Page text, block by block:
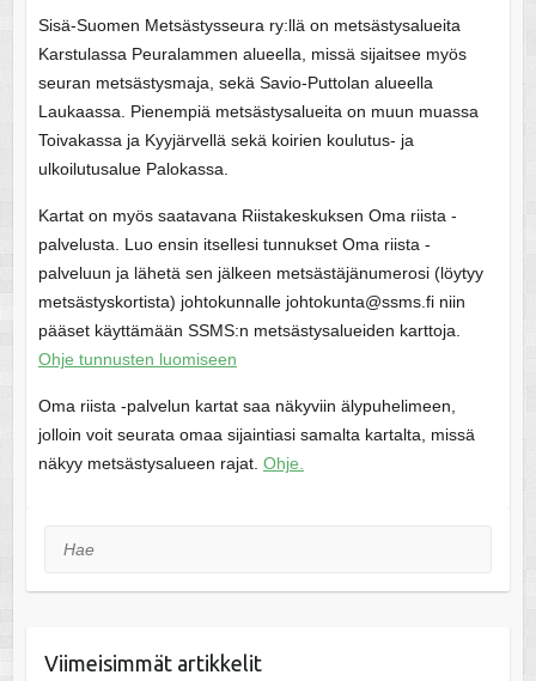
Sisä-Suomen Metsästysseura ry:llä on metsästysalueita
Karstulassa Peuralammen alueella, missä sijaitsee myös
seuran metsästysmaja, sekä Savio-Puttolan alueella
Laukaassa. Pienempiä metsästysalueita on muun muassa
Toivakassa ja Kyyjärvellä sekä koirien koulutus- ja
ulkoilutusalue Palokassa.
Kartat on myös saatavana Riistakeskuksen Oma riista -
palvelusta. Luo ensin itsellesi tunnukset Oma riista -
palveluun ja lähetä sen jälkeen metsästäjänumerosi (löytyy
metsästyskortista) johtokunnalle johtokunta@ssms.fi niin
pääset käyttämään SSMS:n metsästysalueiden karttoja.
Ohje tunnusten luomiseen
Oma riista -palvelun kartat saa näkyviin älypuhelimeen,
jolloin voit seurata omaa sijaintiasi samalta kartalta, missä
näkyy metsästysalueen rajat. Ohje.
Hae
Viimeisimmät artikkelit